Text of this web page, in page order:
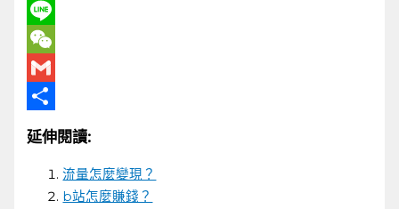
Messenger
Line
WeChat
Gmail
分
延伸閱讀:
流量怎麼變現？
b站怎麼賺錢？